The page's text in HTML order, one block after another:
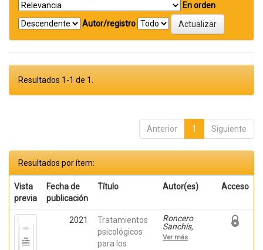
En orden
Autor/registro
Resultados 1-1 de 1.
Anterior 1 Siguiente
Resultados por ítem:
Vista
previa
Fecha de
publicación
Título Autor(es) Acceso
2021
Tratamientos
psicológicos
para los
Roncero
Sanchís,
María;
Carrasco
Ver más